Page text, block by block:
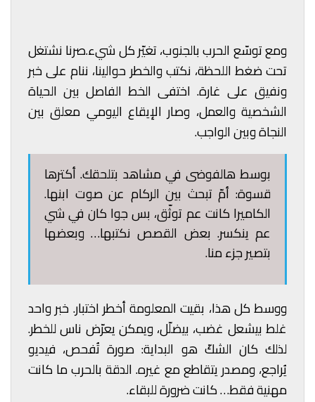
ومع توسّع الحرب بالجنوب، تغيّر كل شيء.صرنا نشتغل
تحت ضغط اللحظة، نكتب والخطر حوالينا، ننام على خبر
ونفيق على غارة. اختفى الخط الفاصل بين الحياة
الشخصية والعمل، وصار الإيقاع اليومي معلق بين
النجاة وبين الواجب.
بوسط هالفوضى في مشاهد بتلحقك. أكترها
قسوة: أمّ تبحث بين الركام عن صوت ابنها.
الكاميرا كانت عم توثّق، بس جوا كان في شي
عم ينكسر. بعض القصص نكتبها… وبعضها
بتصير جزء منا.
ووسط كل هذا، بقيت المعلومة أخطر اختبار. خبر واحد
غلط بيشعل غضب، بيضلّل، ويمكن يعرّض ناس للخطر.
لذلك كان الشكّ هو البداية: صورة تُفحص، فيديو
يُراجع، ومصدر يتقاطع مع غيره. الدقة بالحرب ما كانت
مهنية فقط… كانت ضرورة للبقاء.